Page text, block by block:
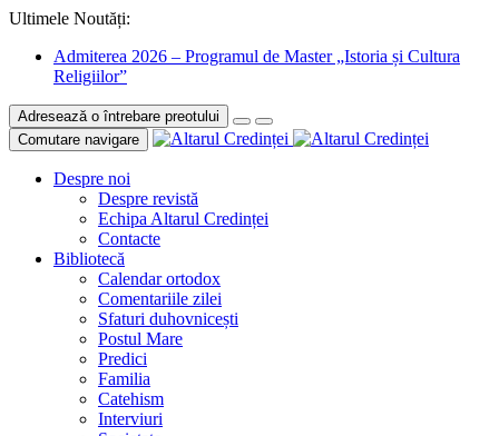
Ultimele Noutăți:
Admiterea 2026 – Programul de Master „Istoria și Cultura
Religiilor”
Adresează o întrebare preotului
Comutare navigare
Despre noi
Despre revistă
Echipa Altarul Credinței
Contacte
Bibliotecă
Calendar ortodox
Comentariile zilei
Sfaturi duhovnicești
Postul Mare
Predici
Familia
Catehism
Interviuri